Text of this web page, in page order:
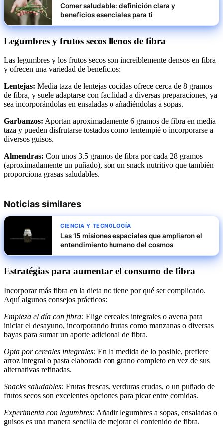
Comer saludable: definición clara y
beneficios esenciales para ti
Legumbres y frutos secos llenos de fibra
Las legumbres y los frutos secos son increíblemente densos en fibra
y ofrecen una variedad de beneficios:
Lentejas: Media taza de lentejas cocidas ofrece cerca de 8 gramos
de fibra, y suele adaptarse con facilidad a diversas preparaciones, ya
sea incorporándolas en ensaladas o añadiéndolas a sopas.
Garbanzos: Aportan aproximadamente 6 gramos de fibra en media
taza y pueden disfrutarse tostados como tentempié o incorporarse a
diversos guisos.
Almendras: Con unos 3.5 gramos de fibra por cada 28 gramos
(aproximadamente un puñado), son un snack nutritivo que también
proporciona grasas saludables.
Noticias similares
CIENCIA Y TECNOLOGÍA
Las 15 misiones espaciales que ampliaron el
entendimiento humano del cosmos
Estratégias para aumentar el consumo de fibra
Incorporar más fibra en la dieta no tiene por qué ser complicado.
Aquí algunos consejos prácticos:
Empieza el día con fibra: Elige cereales integrales o avena para
iniciar el desayuno, incorporando frutas como manzanas o diversas
bayas para sumar un aporte adicional de fibra.
Opta por cereales integrales: En la medida de lo posible, prefiere
arroz integral o pasta elaborada con grano completo en vez de sus
alternativas refinadas.
Snacks saludables: Frutas frescas, verduras crudas, o un puñado de
frutos secos son excelentes opciones para picar entre comidas.
Experimenta con legumbres: Añadir legumbres a sopas, ensaladas o
guisos es una manera sencilla de mejorar el contenido de fibra.